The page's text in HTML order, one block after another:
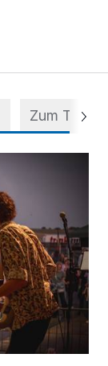
Zum Thema